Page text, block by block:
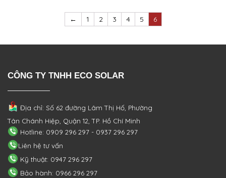
← 1 2 3 4 5 6
CÔNG TY TNHH ECO SOLAR
Địa chỉ: Số 62 đường Lâm Thị Hố, Phường
Tân Chánh Hiệp, Quận 12, TP. Hồ Chí Minh
Hotline: 0909 296 297 - 0937 296 297
Liên hệ tư vấn
Kỹ thuật: 0947 296 297
Bảo hành: 0966 296 297